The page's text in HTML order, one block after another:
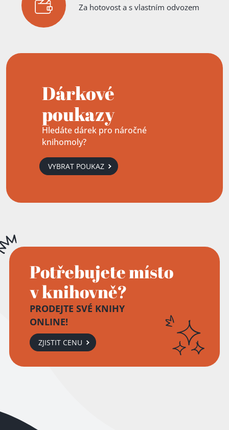
Za hotovost a s vlastním odvozem
Dárkové
poukazy
Hledáte dárek pro náročné
knihomoly?
VYBRAT POUKAZ
Potřebujete místo
v knihovně?
PRODEJTE SVÉ KNIHY
ONLINE!
ZJISTIT CENU